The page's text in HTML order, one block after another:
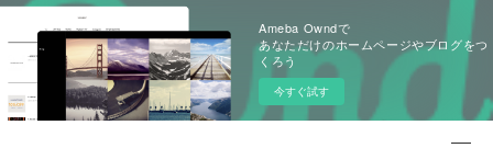
Ameba Owndで
あなただけのホームページやブログをつ
くろう
今すぐ試す